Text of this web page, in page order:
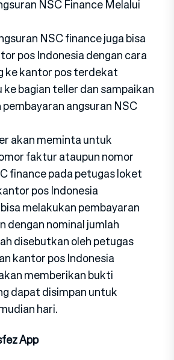
NSC Finance Melalui
NSC finance juga bisa
pos Indonesia dengan cara
ke kantor pos terdekat
ke bagian teller dan sampaikan
angsuran NSC
akan meminta untuk
faktur ataupun nomor
finance pada petugas loket
pos Indonesia
melakukan pembayaran
dengan nominal jumlah
disebutkan oleh petugas
kantor pos Indonesia
memberikan bukti
dapat disimpan untuk
hari.
App